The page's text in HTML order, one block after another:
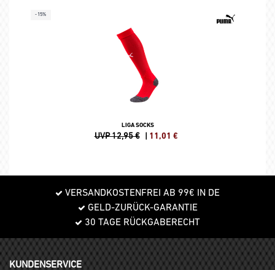
-15%
LIGA SOCKS
UVP 12,95 € | 11,01 €
VERSANDKOSTENFREI AB 99€ IN DE
GELD-ZURÜCK-GARANTIE
30 TAGE RÜCKGABERECHT
KUNDENSERVICE